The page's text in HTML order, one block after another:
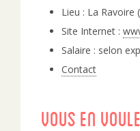
Lieu : La Ravoire
Site Internet :
Salaire : selon
Contact
Vous en